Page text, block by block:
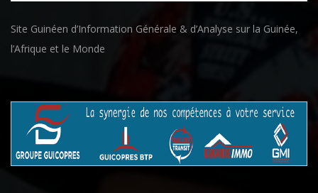
Site Guinéen d’Information Générale & d’Analyse sur la Guinée,
l’Afrique et le Monde